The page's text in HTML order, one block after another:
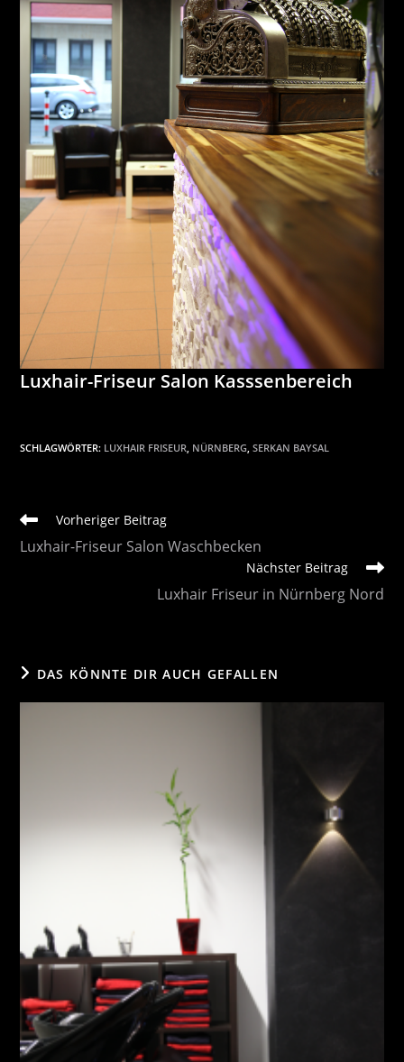
Luxhair-Friseur Salon Kasssenbereich
SCHLAGWÖRTER: LUXHAIR FRISEUR NÜRNBERG SERKAN BAYSAL
Weitere
Artikel
ansehen
Vorheriger Beitrag
Luxhair-Friseur Salon Waschbecken
Nächster Beitrag
Luxhair Friseur in Nürnberg Nord
DAS KÖNNTE DIR AUCH GEFALLEN